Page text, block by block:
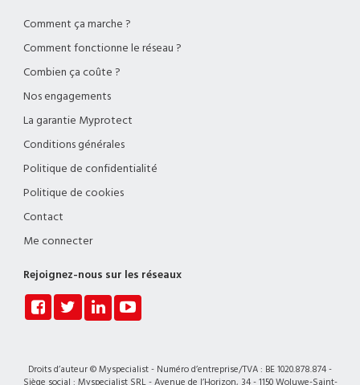
Comment ça marche ?
Comment fonctionne le réseau ?
Combien ça coûte ?
Nos engagements
La garantie Myprotect
Conditions générales
Politique de confidentialité
Politique de cookies
Contact
Me connecter
Rejoignez-nous sur les réseaux
Droits d’auteur © Myspecialist - Numéro d’entreprise/TVA : BE 1020.878.874 -